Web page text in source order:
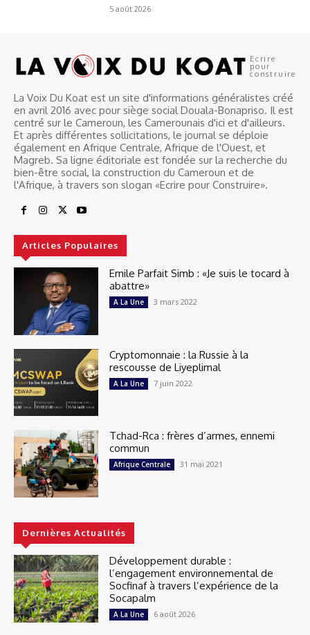
5 août 2026
Ecrire
pour
construire
La Voix Du Koat est un site d'informations généralistes créé
en avril 2016 avec pour siège social Douala-Bonapriso. Il est
centré sur le Cameroun, les Camerounais d'ici et d'ailleurs.
Et après différentes sollicitations, le journal se déploie
également en Afrique Centrale, Afrique de l'Ouest, et
Magreb. Sa ligne éditoriale est fondée sur la recherche du
bien-être social, la construction du Cameroun et de
l'Afrique, à travers son slogan «Ecrire pour Construire».
Articles Populaires
Emile Parfait Simb : «Je suis le tocard à
abattre»
A La Une 3 mars 2022
Cryptomonnaie : la Russie à la
rescousse de Liyeplimal
A La Une 7 juin 2022
Tchad-Rca : frères d’armes, ennemi
commun
Afrique Centrale 31 mai 2021
Dernières Actualités
Développement durable :
l’engagement environnemental de
Socfinaf à travers l’expérience de la
Socapalm
A La Une 6 août 2026